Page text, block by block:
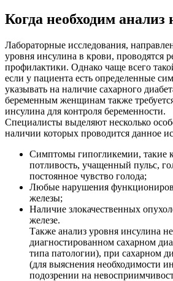
Когда необходим анализ
Лабораторные исследования,
уровня инсулина в крови, проводятся
профилактики. Однако чаще всего
если у пациента есть определенные
указывать на наличие сахарного
беременным женщинам также
инсулина для контроля беременности.
Специалисты выделяют несколько
наличии которых проводится данное
Симптомы гипогликемии, такие
потливость, учащенный пульс,
постоянное чувство голода;
Любые нарушения
железы;
Наличие злокачественных
железе.
Также анализ уровня инсулина
диагностированном сахарном
типа патологии), при сахарном
(для выяснения необходимости
подозрении на